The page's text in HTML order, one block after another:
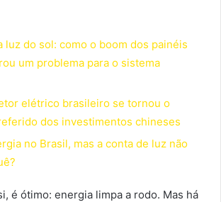
luz do sol: como o boom dos painéis
um problema para o sistema
elétrico brasileiro se tornou o
dos investimentos chineses
no Brasil, mas a conta de luz não
é ótimo: energia limpa a rodo. Mas há